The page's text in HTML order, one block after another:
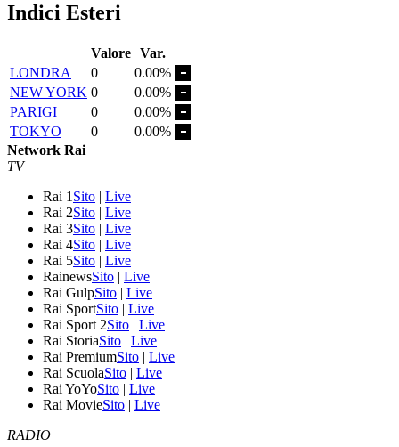
Indici Esteri
Valore Var.
LONDRA
0
0.00%
NEW YORK 0
0.00%
PARIGI
0
0.00%
TOKYO
0
0.00%
Network Rai
TV
Rai 1 Sito | Live
Rai 2Sito | Live
Rai 3Sito | Live
Rai 4Sito | Live
Rai 5Sito | Live
RainewsSito | Live
Rai GulpSito | Live
Rai SportSito | Live
Rai Sport 2Sito | Live
Rai StoriaSito | Live
Rai PremiumSito | Live
Rai ScuolaSito | Live
Rai YoYoSito | Live
Rai MovieSito | Live
RADIO